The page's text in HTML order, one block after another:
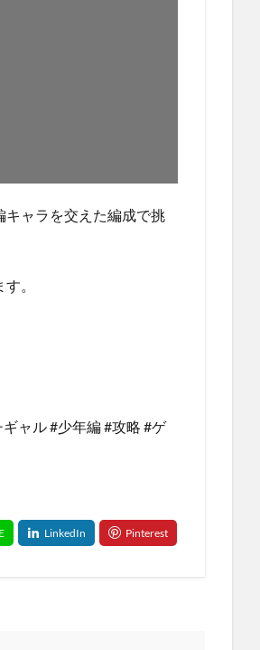
ャラを交えた編成で挑
。
ャル #少年編 #攻略 #ゲ